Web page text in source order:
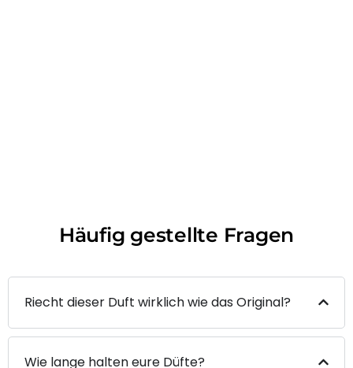
Häufig gestellte Fragen
Riecht dieser Duft wirklich wie das Original?
Wie lange halten eure Düfte?